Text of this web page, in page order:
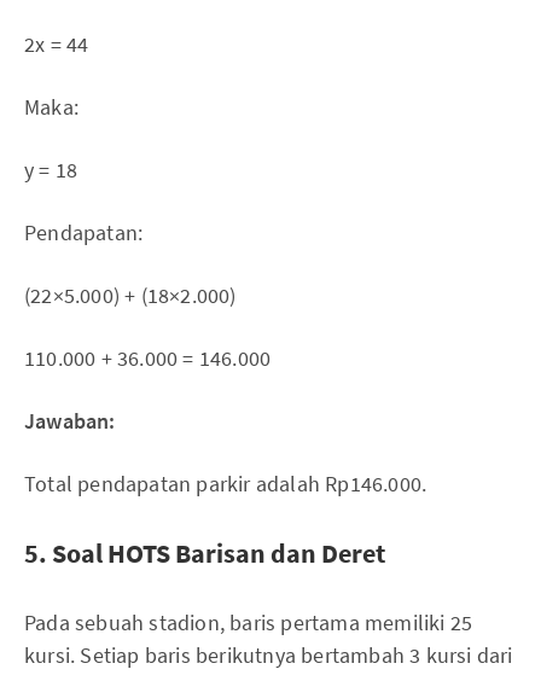
2x = 44
Maka:
y = 18
Pendapatan:
(22×5.000) + (18×2.000)
110.000 + 36.000 = 146.000
Jawaban:
Total pendapatan parkir adalah Rp146.000.
5. Soal HOTS Barisan dan Deret
Pada sebuah stadion, baris pertama memiliki 25
kursi. Setiap baris berikutnya bertambah 3 kursi dari